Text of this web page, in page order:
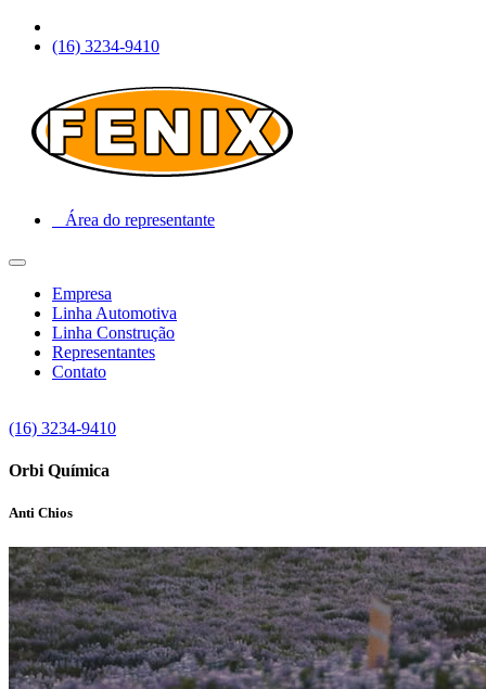
(16) 3234-9410
Área do representante
Empresa
Linha Automotiva
Linha Construção
Representantes
Contato
(16) 3234-9410
Orbi Química
Anti Chios